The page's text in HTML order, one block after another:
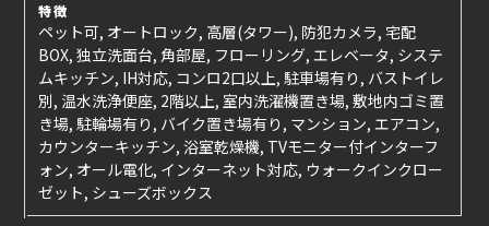
特徴
ペット可, オートロック, 高層(タワー), 防犯カメラ, 宅配
BOX, 独立洗面台, 角部屋, フローリング, エレベータ, システ
ムキッチン, IH対応, コンロ2口以上, 駐車場有り, バストイレ
別, 温水洗浄便座, 2階以上, 室内洗濯機置き場, 敷地内ゴミ置
き場, 駐輪場有り, バイク置き場有り, マンション, エアコン,
カウンターキッチン, 浴室乾燥機, TVモニター付インターフ
ォン, オール電化, インターネット対応, ウォークインクロー
ゼット, シューズボックス